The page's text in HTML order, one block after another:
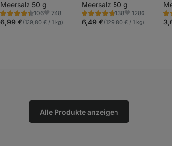
grasgefütterten
Jungrindern, Premium-
Rassen von estnischen
Meersalz 50 g
106
Bewertung
4.4/5,
106
Favoriten
748
6,99 €(139,80 € / 1 kg)
Zusatzstoffe
Meersalz 50 g
138
Bewertung
4.7/5,
138
Favoriten
1286
6,49 €(129,80 € / 1 kg)
106
Alle Produkte anzeigen